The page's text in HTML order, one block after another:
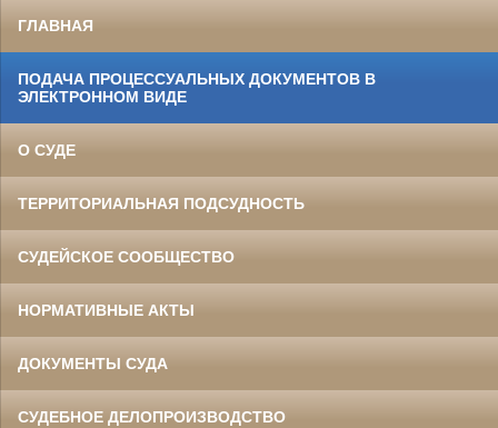
ГЛАВНАЯ
ПОДАЧА ПРОЦЕССУАЛЬНЫХ ДОКУМЕНТОВ В
ЭЛЕКТРОННОМ ВИДЕ
О СУДЕ
ТЕРРИТОРИАЛЬНАЯ ПОДСУДНОСТЬ
СУДЕЙСКОЕ СООБЩЕСТВО
НОРМАТИВНЫЕ АКТЫ
ДОКУМЕНТЫ СУДА
СУДЕБНОЕ ДЕЛОПРОИЗВОДСТВО